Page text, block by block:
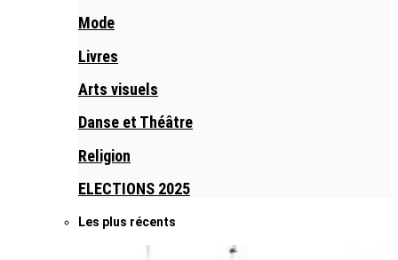
Mode
Livres
Arts visuels
Danse et Théâtre
Religion
ELECTIONS 2025
Les plus récents